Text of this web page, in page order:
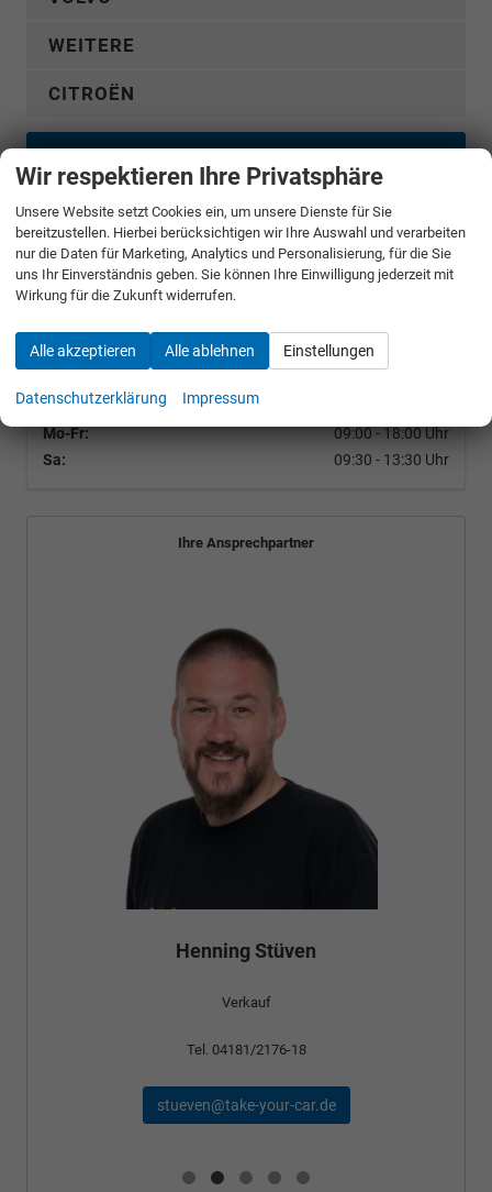
WEITERE
CITROËN
take-your-car GmbH
Bäckerstr. 24
D-21244Buchholz
Telefon:
04181/2176-0
E-Mail:
info@take-your-car.de
Geschäftszeiten
Mo-Fr:
09:00 - 18:00 Uhr
Sa:
09:30 - 13:30 Uhr
Ihre Ansprechpartner
Henning Stüven
Verkauf
Tel. 04181/2176-18
stueven@take-your-car.de
Wir respektieren Ihre Privatsphäre
Unsere Website setzt Cookies ein, um unsere Dienste für Sie
bereitzustellen. Hierbei berücksichtigen wir Ihre Auswahl und verarbeiten
nur die Daten für Marketing, Analytics und Personalisierung, für die Sie
uns Ihr Einverständnis geben. Sie können Ihre Einwilligung jederzeit mit
Wirkung für die Zukunft widerrufen.
Alle akzeptieren Alle ablehnen Einstellungen
Datenschutzerklärung Impressum